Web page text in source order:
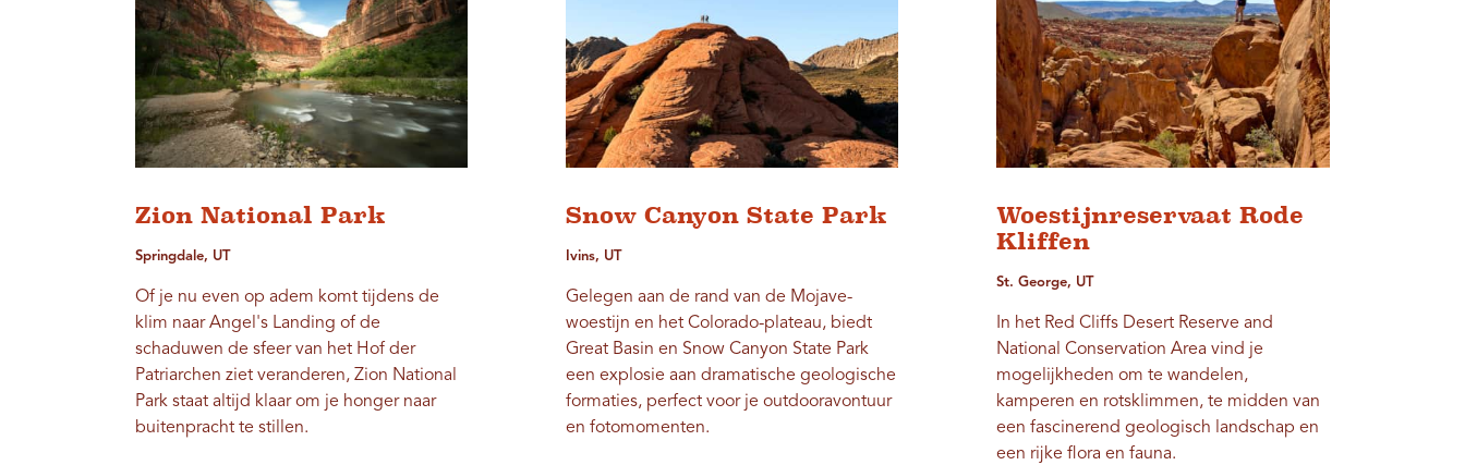
Zion National Park
Springdale, UT
Of je nu even op adem komt tijdens de
klim naar Angel's Landing of de
schaduwen de sfeer van het Hof der
Patriarchen ziet veranderen, Zion National
Park staat altijd klaar om je honger naar
buitenpracht te stillen.
Snow Canyon State Park
Ivins, UT
Gelegen aan de rand van de Mojave-
woestijn en het Colorado-plateau, biedt
Great Basin en Snow Canyon State Park
een explosie aan dramatische geologische
formaties, perfect voor je outdooravontuur
en fotomomenten.
Woestijnreservaat Rode
Kliffen
St. George, UT
In het Red Cliffs Desert Reserve and
National Conservation Area vind je
mogelijkheden om te wandelen,
kamperen en rotsklimmen, te midden van
een fascinerend geologisch landschap en
een rijke flora en fauna.